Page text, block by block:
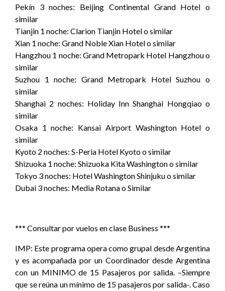
Pekín 3 noches: Beijing Continental Grand Hotel o
similar
Tianjin 1 noche: Clarion Tianjin Hotel o similar
Xian 1 noche: Grand Noble Xian Hotel o similar
Hangzhou 1 noche: Grand Metropark Hotel Hangzhou o
similar
Suzhou 1 noche: Grand Metropark Hotel Suzhou o
similar
Shanghai 2 noches: Holiday Inn Shanghai Hongqiao o
similar
Osaka 1 noche: Kansai Airport Washington Hotel o
similar
Kyoto 2 noches: S-Peria Hotel Kyoto o similar
Shizuoka 1 noche: Shizuoka Kita Washington o similar
Tokyo 3 noches: Hotel Washington Shinjuku o similar
Dubai 3 noches: Media Rotana o Similar
*** Consultar por vuelos en clase Business ***
IMP: Este programa opera como grupal desde Argentina
y es acompañada por un Coordinador desde Argentina
con un MINIMO de 15 Pasajeros por salida. –Siempre
que se reúna un mínimo de 15 pasajeros por salida-. Caso